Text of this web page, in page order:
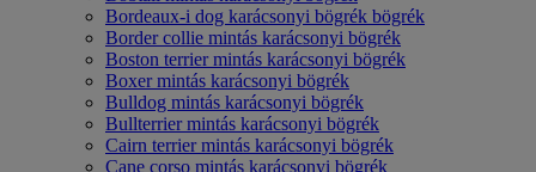
Bordeaux-i dog karácsonyi bögrék bögrék
Border collie mintás karácsonyi bögrék
Boston terrier mintás karácsonyi bögrék
Boxer mintás karácsonyi bögrék
Bulldog mintás karácsonyi bögrék
Bullterrier mintás karácsonyi bögrék
Cairn terrier mintás karácsonyi bögrék
Cane corso mintás karácsonyi bögrék